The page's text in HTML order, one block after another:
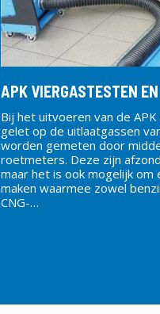
APK VIERGASTESTEN
Bij het uitvoeren van de
gelet op de uitlaatgassen
worden gemeten door
roetmeters. Deze zijn
maar het is ook mogelijk
maken waarmee zowel
CNG-…